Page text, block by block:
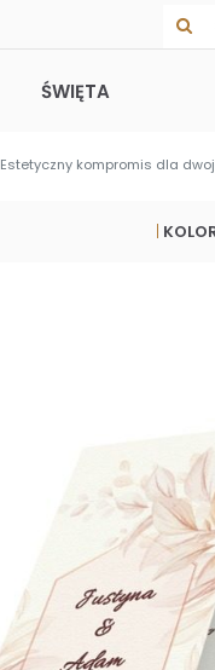
ŚWIĘTA
Estetyczny kompromis dla